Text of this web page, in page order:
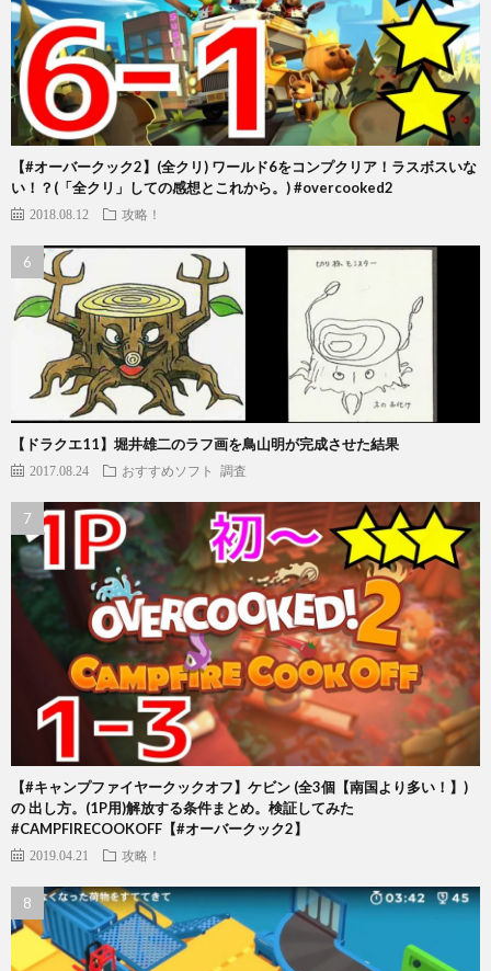
【#オーバークック2】(全クリ) ワールド6をコンプクリア！ラスボスいな
い！？(「全クリ」しての感想とこれから。) #overcooked2
2018.08.12 攻略！
【ドラクエ11】堀井雄二のラフ画を鳥山明が完成させた結果
2017.08.24 おすすめソフト 調査
【#キャンプファイヤークックオフ】ケビン (全3個【南国より多い！】)
の 出し方。(1P用)解放する条件まとめ。検証してみた
#CAMPFIRECOOKOFF【#オーバークック2】
2019.04.21 攻略！